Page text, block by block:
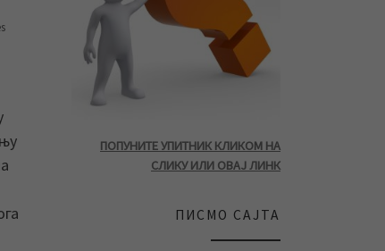
ПОПУНИТЕ УПИТНИК КЛИКОМ НА
СЛИКУ ИЛИ ОВАЈ ЛИНК
ПИСМО САЈТА